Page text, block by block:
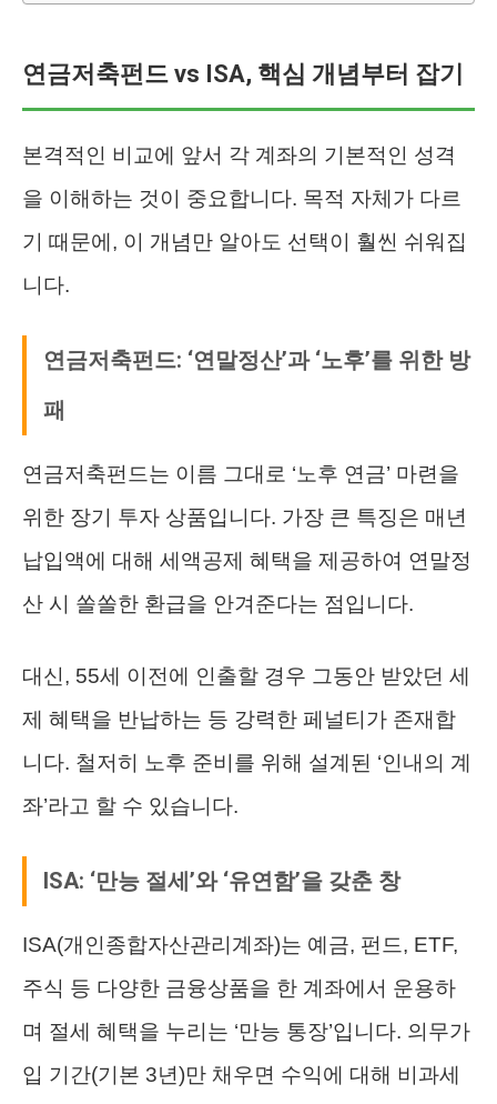
연금저축펀드 vs ISA, 핵심 개념부터 잡기
본격적인 비교에 앞서 각 계좌의 기본적인 성격
을 이해하는 것이 중요합니다. 목적 자체가 다르
기 때문에, 이 개념만 알아도 선택이 훨씬 쉬워집
니다.
연금저축펀드: ‘연말정산’과 ‘노후’를 위한 방
패
연금저축펀드는 이름 그대로 ‘노후 연금’ 마련을
위한 장기 투자 상품입니다. 가장 큰 특징은 매년
납입액에 대해 세액공제 혜택을 제공하여 연말정
산 시 쏠쏠한 환급을 안겨준다는 점입니다.
대신, 55세 이전에 인출할 경우 그동안 받았던 세
제 혜택을 반납하는 등 강력한 페널티가 존재합
니다. 철저히 노후 준비를 위해 설계된 ‘인내의 계
좌’라고 할 수 있습니다.
ISA: ‘만능 절세’와 ‘유연함’을 갖춘 창
ISA(개인종합자산관리계좌)는 예금, 펀드, ETF,
주식 등 다양한 금융상품을 한 계좌에서 운용하
며 절세 혜택을 누리는 ‘만능 통장’입니다. 의무가
입 기간(기본 3년)만 채우면 수익에 대해 비과세